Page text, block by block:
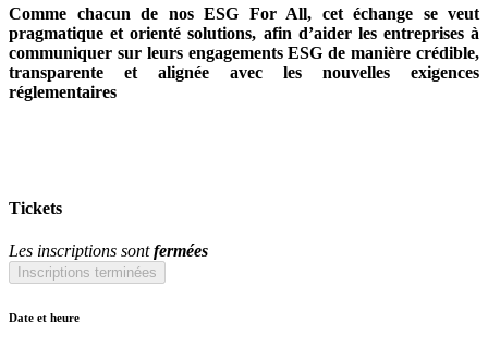
Comme chacun de nos ESG For All, cet échange se veut
pragmatique et orienté solutions, afin d’aider les entreprises à
communiquer sur leurs engagements ESG de manière crédible,
transparente et alignée avec les nouvelles exigences
réglementaires
Tickets
Les inscriptions sontfermées
Inscriptions terminées
Date et heure